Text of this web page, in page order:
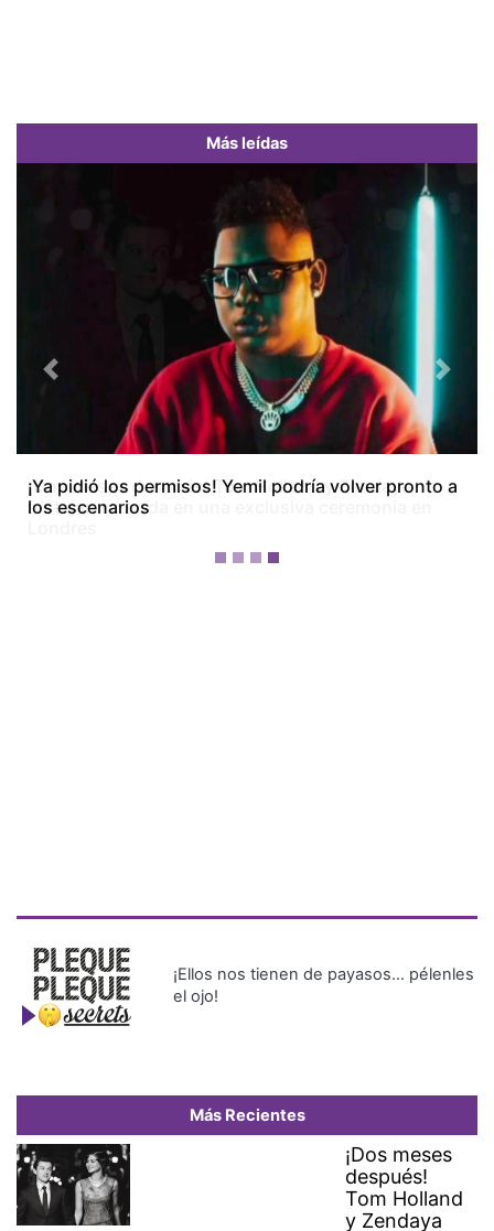
Más leídas
¡Dos meses después! Tom Holland y Zendaya
festejan su boda en una exclusiva ceremonia en
Previous Next
¡Ellos nos tienen de payasos… pélenles
el ojo!
Más Recientes
¡Dos meses
después!
Tom Holland
y Zendaya